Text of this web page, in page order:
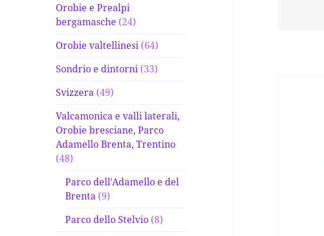
Orobie e Prealpi
bergamasche (24)
Orobie valtellinesi (64)
Sondrio e dintorni (33)
Svizzera (49)
Valcamonica e valli laterali,
Orobie bresciane, Parco
Adamello Brenta, Trentino
(48)
Parco dell'Adamello e del
Brenta (9)
Parco dello Stelvio (8)